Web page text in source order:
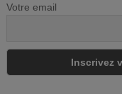
Votre email